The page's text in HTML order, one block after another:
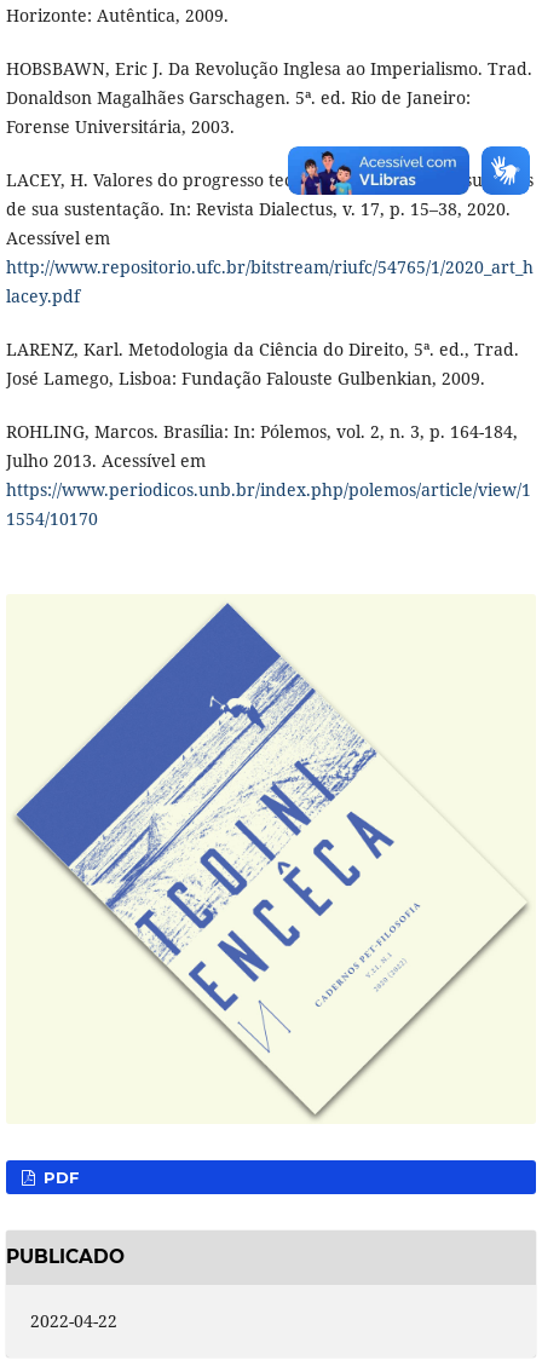
Horizonte: Autêntica, 2009.
HOBSBAWN, Eric J. Da Revolução Inglesa ao Imperialismo. Trad.
Donaldson Magalhães Garschagen. 5ª. ed. Rio de Janeiro:
Forense Universitária, 2003.
LACEY, H. Valores do progresso tecnocientífico e os pressupostos
de sua sustentação. In: Revista Dialectus, v. 17, p. 15–38, 2020.
Acessível em
http://www.repositorio.ufc.br/bitstream/riufc/54765/1/2020_art_h
lacey.pdf
LARENZ, Karl. Metodologia da Ciência do Direito, 5ª. ed., Trad.
José Lamego, Lisboa: Fundação Falouste Gulbenkian, 2009.
ROHLING, Marcos. Brasília: In: Pólemos, vol. 2, n. 3, p. 164-184,
Julho 2013. Acessível em
https://www.periodicos.unb.br/index.php/polemos/article/view/1
1554/10170
PDF
PUBLICADO
2022-04-22